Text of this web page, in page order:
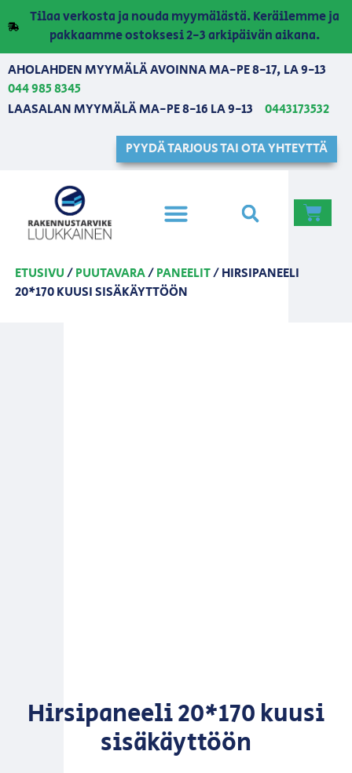
Tilaa verkosta ja nouda myymälästä. Keräilemme ja
pakkaamme ostoksesi 2-3 arkipäivän aikana.
AHOLAHDEN MYYMÄLÄ AVOINNA MA-PE 8-17, LA 9-13
044 985 8345
LAASALAN MYYMÄLÄ MA-PE 8-16 LA 9-13
0443173532
PYYDÄ TARJOUS TAI OTA YHTEYTTÄ
ETUSIVU/PUUTAVARA/PANEELIT/ HIRSIPANEELI
20*170 KUUSI SISÄKÄYTTÖÖN
Hirsipaneeli 20*170 kuusi
sisäkäyttöön